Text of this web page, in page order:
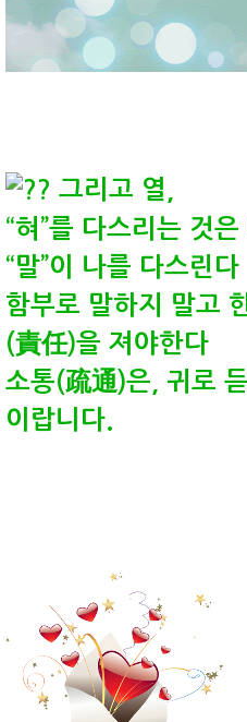
그리고 열,
“혀”를 다스리는 것
“말”이 나를 다스린다
함부로 말하지 말고
(責任)을 져야한다
소통(疏通)은, 귀로
이랍니다.